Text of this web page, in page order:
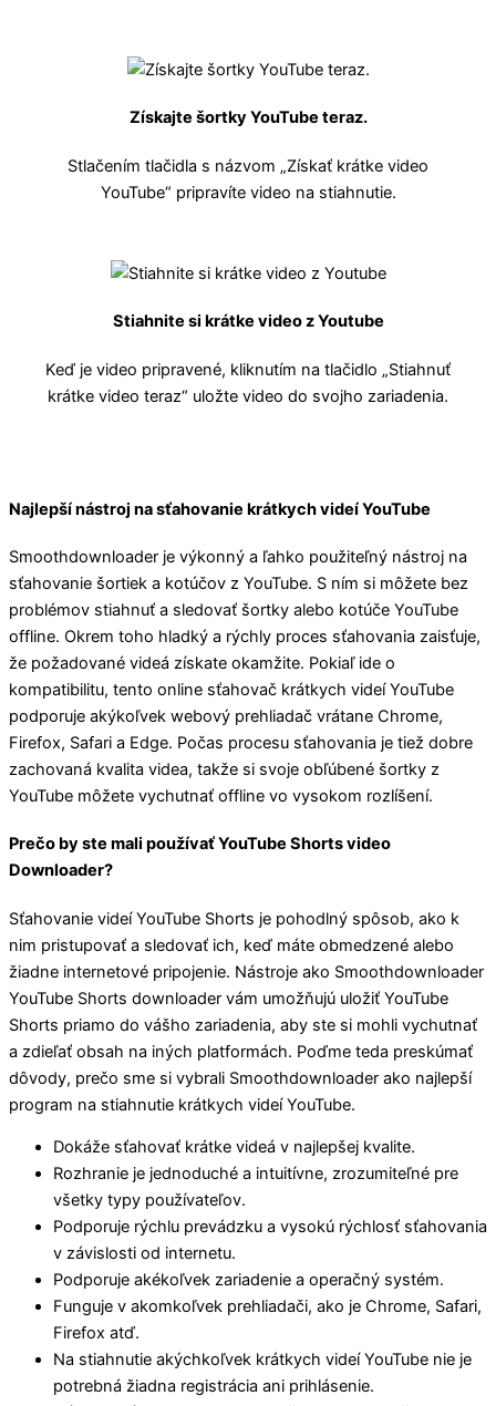
Získajte šortky YouTube teraz.
Stlačením tlačidla s názvom „Získať krátke video
YouTube“ pripravíte video na stiahnutie.
Stiahnite si krátke video z Youtube
Keď je video pripravené, kliknutím na tlačidlo „Stiahnuť
krátke video teraz“ uložte video do svojho zariadenia.
Najlepší nástroj na sťahovanie krátkych videí YouTube
Smoothdownloader je výkonný a ľahko použiteľný nástroj na
sťahovanie šortiek a kotúčov z YouTube. S ním si môžete bez
problémov stiahnuť a sledovať šortky alebo kotúče YouTube
offline. Okrem toho hladký a rýchly proces sťahovania zaisťuje,
že požadované videá získate okamžite. Pokiaľ ide o
kompatibilitu, tento online sťahovač krátkych videí YouTube
podporuje akýkoľvek webový prehliadač vrátane Chrome,
Firefox, Safari a Edge. Počas procesu sťahovania je tiež dobre
zachovaná kvalita videa, takže si svoje obľúbené šortky z
YouTube môžete vychutnať offline vo vysokom rozlíšení.
Prečo by ste mali používať YouTube Shorts video
Downloader?
Sťahovanie videí YouTube Shorts je pohodlný spôsob, ako k
nim pristupovať a sledovať ich, keď máte obmedzené alebo
žiadne internetové pripojenie. Nástroje ako Smoothdownloader
YouTube Shorts downloader vám umožňujú uložiť YouTube
Shorts priamo do vášho zariadenia, aby ste si mohli vychutnať
a zdieľať obsah na iných platformách. Poďme teda preskúmať
dôvody, prečo sme si vybrali Smoothdownloader ako najlepší
program na stiahnutie krátkych videí YouTube.
Dokáže sťahovať krátke videá v najlepšej kvalite.
Rozhranie je jednoduché a intuitívne, zrozumiteľné pre
všetky typy používateľov.
Podporuje rýchlu prevádzku a vysokú rýchlosť sťahovania
v závislosti od internetu.
Podporuje akékoľvek zariadenie a operačný systém.
Funguje v akomkoľvek prehliadači, ako je Chrome, Safari,
Firefox atď.
Na stiahnutie akýchkoľvek krátkych videí YouTube nie je
potrebná žiadna registrácia ani prihlásenie.